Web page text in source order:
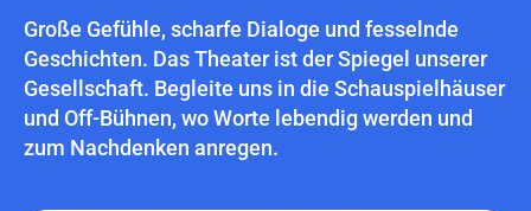
Große Gefühle, scharfe Dialoge und fesselnde
Geschichten. Das Theater ist der Spiegel unserer
Gesellschaft. Begleite uns in die Schauspielhäuser
und Off-Bühnen, wo Worte lebendig werden und
zum Nachdenken anregen.